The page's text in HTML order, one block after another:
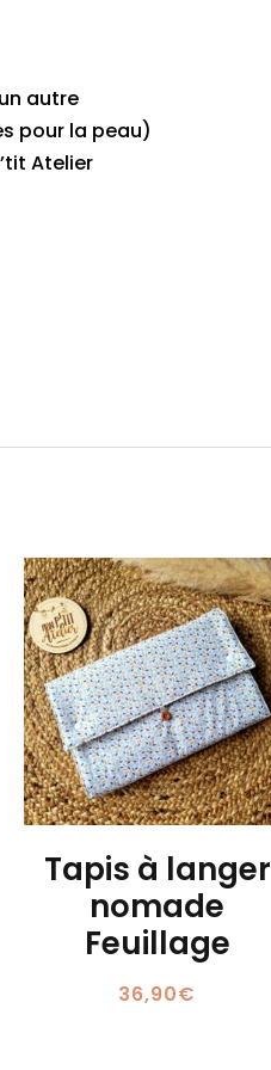
autre
pour la peau)
Atelier
Tapis à langer
nomade
Feuillage
36,90€